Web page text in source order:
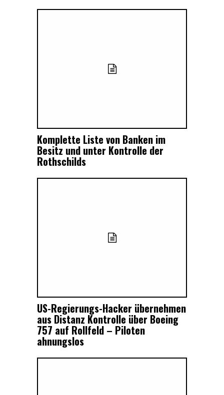
Komplette Liste von Banken im
Besitz und unter Kontrolle der
Rothschilds
US-Regierungs-Hacker übernehmen
aus Distanz Kontrolle über Boeing
757 auf Rollfeld – Piloten
ahnungslos